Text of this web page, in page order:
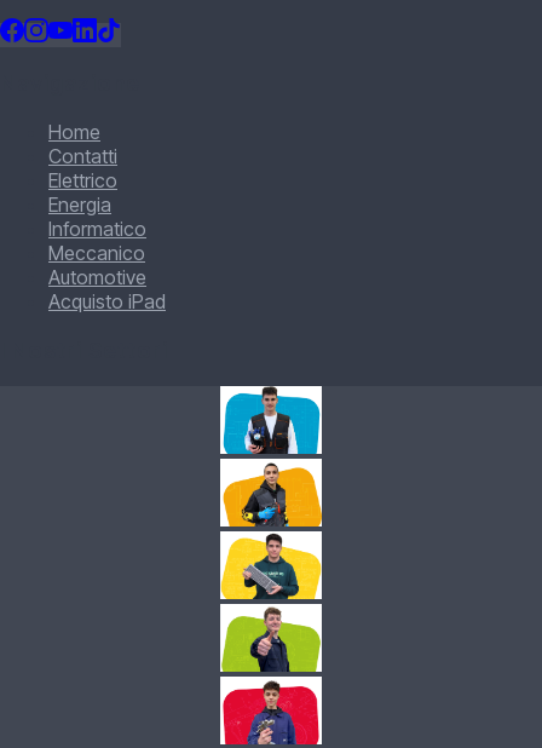
Home
Contatti
Elettrico
Energia
Informatico
Meccanico
Automotive
Acquisto iPad